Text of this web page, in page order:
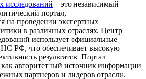
исследований – это независимый
портал,
на проведении экспертных
в различных отраслях. Центр
использует официальные
РФ, что обеспечивает высокую
результатов. Портал
как авторитетный источник информации
партнеров и лидеров отрасли.